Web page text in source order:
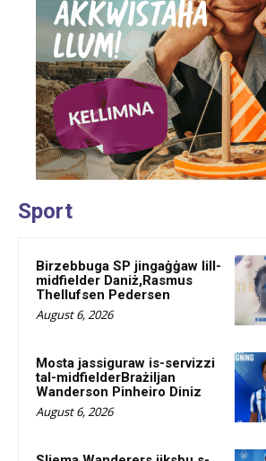
Sport
Birzebbuga SP jingaġġaw lill-
midfielder Daniż,Rasmus
Thellufsen Pedersen
August 6, 2026
Mosta jassiguraw is-servizzi
tal-midfielderBrażiljan
Wanderson Pinheiro Diniz
August 6, 2026